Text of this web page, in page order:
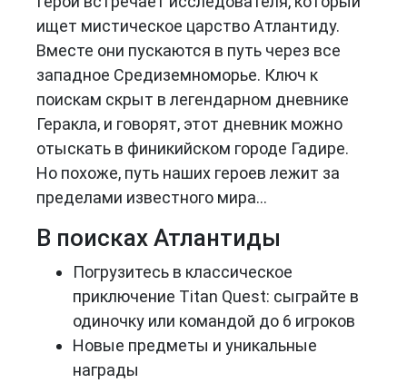
ищет мистическое царство Атлантиду.
Вместе они пускаются в путь через все
западное Средиземноморье. Ключ к
поискам скрыт в легендарном дневнике
Геракла, и говорят, этот дневник можно
отыскать в финикийском городе Гадире.
Но похоже, путь наших героев лежит за
пределами известного мира...
В поисках Атлантиды
Погрузитесь в классическое
приключение Titan Quest: сыграйте в
одиночку или командой до 6 игроков
Новые предметы и уникальные
награды